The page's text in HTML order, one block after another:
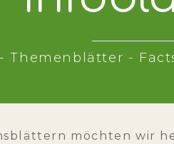
Themenblätter -
möchten wir